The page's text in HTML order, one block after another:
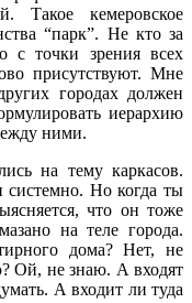
Такое кемеровское
“парк”. Не кто за
с точки зрения всех
присутствуют. Мне
городах должен
иерархию
ними.
на тему каркасов.
Но когда ты
что он тоже
на теле города.
дома? Нет, не
Ой, не знаю. А входят
А входит ли туда